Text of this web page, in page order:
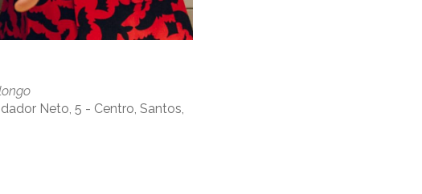
Neto, 5 - Centro, Santos,